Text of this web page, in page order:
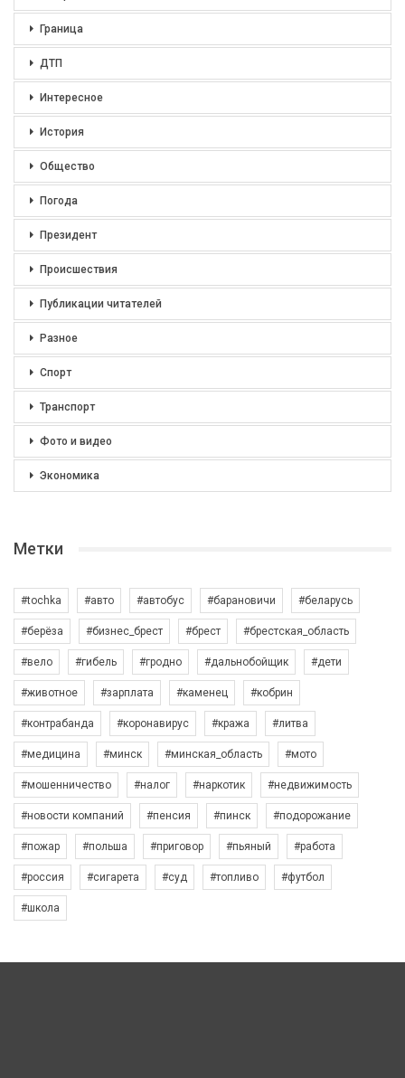
Граница
ДТП
Интересное
История
Общество
Погода
Президент
Происшествия
Публикации читателей
Разное
Спорт
Транспорт
Фото и видео
Экономика
Метки
#tochka #авто #автобус #барановичи #беларусь
#берёза #бизнес_брест #брест #брестская_область
#вело #гибель #гродно #дальнобойщик #дети
#животное #зарплата #каменец #кобрин
#контрабанда #коронавирус #кража #литва
#медицина #минск #минская_область #мото
#мошенничество #налог #наркотик #недвижимость
#новости компаний #пенсия #пинск #подорожание
#пожар #польша #приговор #пьяный #работа
#россия #сигарета #суд #топливо #футбол
#школа